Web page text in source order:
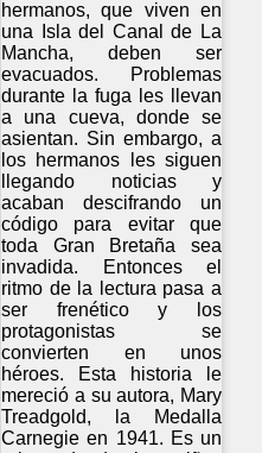
hermanos, que viven en
una Isla del Canal de La
Mancha, deben ser
evacuados. Problemas
durante la fuga les llevan
a una cueva, donde se
asientan. Sin embargo, a
los hermanos les siguen
llegando noticias y
acaban descifrando un
código para evitar que
toda Gran Bretaña sea
invadida. Entonces el
ritmo de la lectura pasa a
ser frenético y los
protagonistas se
convierten en unos
héroes. Esta historia le
mereció a su autora, Mary
Treadgold, la Medalla
Carnegie en 1941. Es un